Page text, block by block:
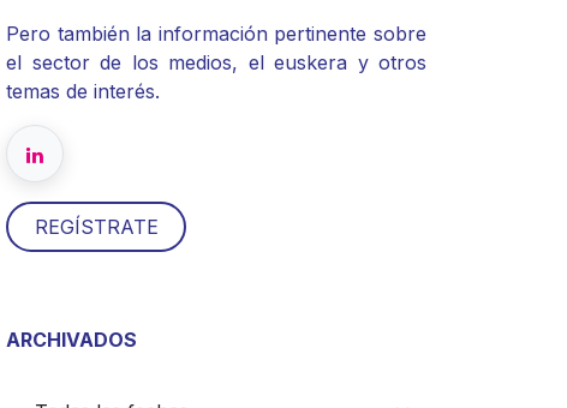
Pero también la información pertinente sobre
el sector de los medios, el euskera y otros
temas de interés.
​​REGÍSTRATE
ARCHIVADOS